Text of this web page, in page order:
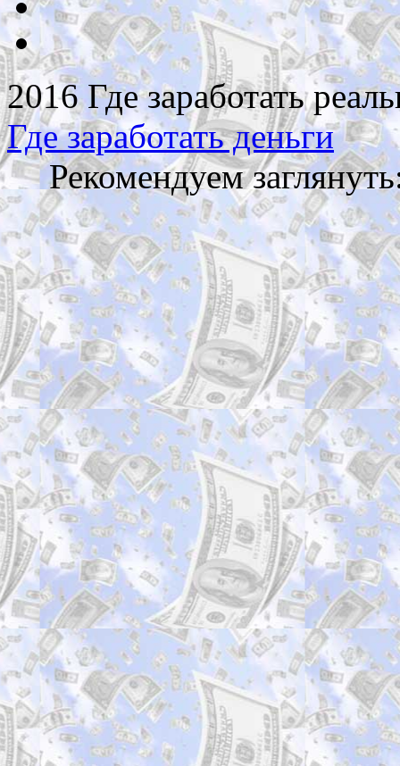
2016 Где заработать
Где заработать деньги
Рекомендуем